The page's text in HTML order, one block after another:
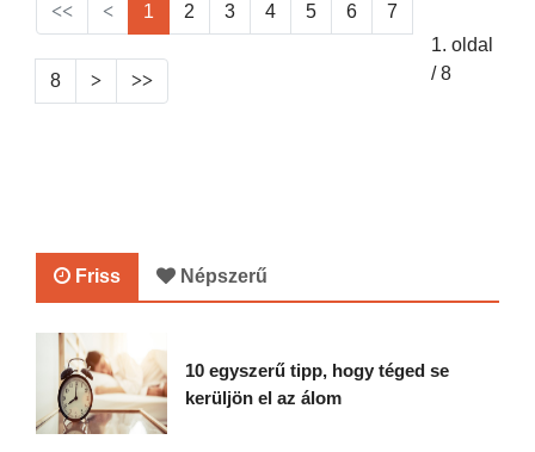
1 2 3 4 5 6 7
8
1. oldal
/ 8
Friss Népszerű
10 egyszerű tipp, hogy téged se
kerüljön el az álom